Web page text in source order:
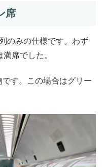
席
のみの仕様です。わず
席でした。
す。この場合はグリー